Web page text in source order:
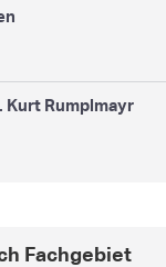
Rumplmayr
Fachgebiet